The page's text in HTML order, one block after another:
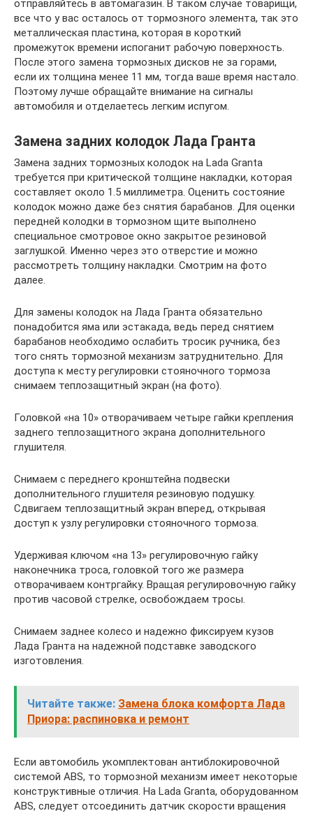
отправляйтесь в автомагазин. В таком случае товарищи,
все что у вас осталось от тормозного элемента, так это
металлическая пластина, которая в короткий
промежуток времени испоганит рабочую поверхность.
После этого замена тормозных дисков не за горами,
если их толщина менее 11 мм, тогда ваше время настало.
Поэтому лучше обращайте внимание на сигналы
автомобиля и отделаетесь легким испугом.
Замена задних колодок Лада Гранта
Замена задних тормозных колодок на Lada Granta
требуется при критической толщине накладки, которая
составляет около 1.5 миллиметра. Оценить состояние
колодок можно даже без снятия барабанов. Для оценки
передней колодки в тормозном щите выполнено
специальное смотровое окно закрытое резиновой
заглушкой. Именно через это отверстие и можно
рассмотреть толщину накладки. Смотрим на фото
далее.
Для замены колодок на Лада Гранта обязательно
понадобится яма или эстакада, ведь перед снятием
барабанов необходимо ослабить тросик ручника, без
того снять тормозной механизм затруднительно. Для
доступа к месту регулировки стояночного тормоза
снимаем теплозащитный экран (на фото).
Головкой «на 10» отворачиваем четыре гайки крепления
заднего теплозащитного экрана дополнительного
глушителя.
Снимаем с переднего кронштейна подвески
дополнительного глушителя резиновую подушку.
Сдвигаем теплозащитный экран вперед, открывая
доступ к узлу регулировки стояночного тормоза.
Удерживая ключом «на 13» регулировочную гайку
наконечника троса, головкой того же размера
отворачиваем контргайку. Вращая регулировочную гайку
против часовой стрелке, освобождаем тросы.
Снимаем заднее колесо и надежно фиксируем кузов
Лада Гранта на надежной подставке заводского
изготовления.
Читайте также: Замена блока комфорта Лада
Приора: распиновка и ремонт
Если автомобиль укомплектован антиблокировочной
системой АВS, то тормозной механизм имеет некоторые
конструктивные отличия. На Lada Granta, оборудованном
ABS, следует отсоединить датчик скорости вращения